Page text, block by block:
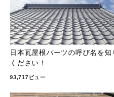
日本瓦屋根パーツの呼び名を
ください！
93,717ビュー